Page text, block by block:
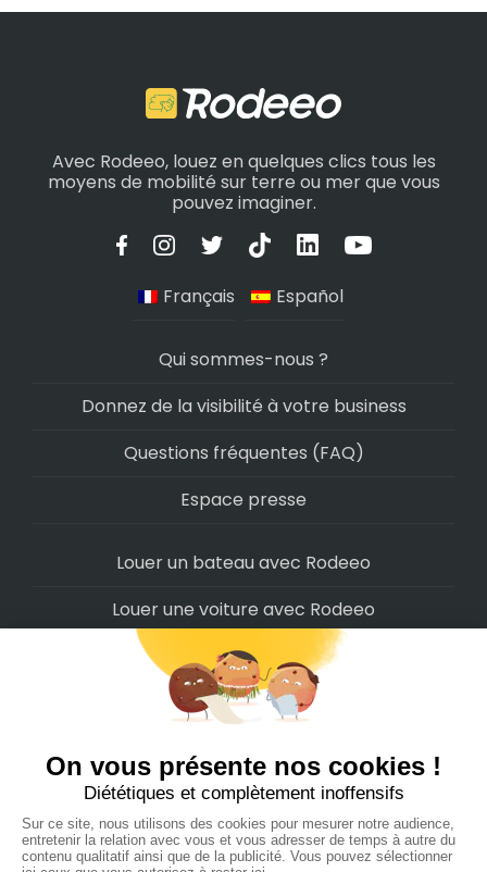
Avec Rodeeo, louez en quelques clics tous les
moyens de mobilité sur terre ou mer que vous
pouvez imaginer.
Français Español
Qui sommes-nous ?
Donnez de la visibilité à votre business
Questions fréquentes (FAQ)
Espace presse
Louer un bateau avec Rodeeo
Louer une voiture avec Rodeeo
Louer une moto avec Rodeeo
Louer un scooter avec Rodeeo
Louer un vélo avec Rodeeo
Louer un Camping-Car avec Rodeeo